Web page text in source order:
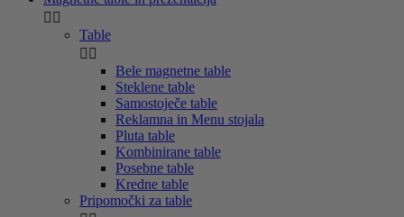
 
Table
 
Bele magnetne table
Steklene table
Samostoječe table
Reklamna in Menu stojala
Pluta table
Kombinirane table
Posebne table
Kredne table
Pripomočki za table